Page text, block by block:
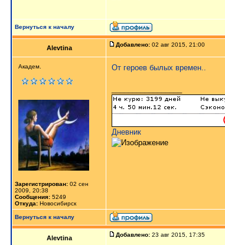
Вернуться к началу
Alevtina Добавлено: 02 авг 2015, 21:00
Академ.
Зарегистрирован: 02 сен
2009, 20:38
Сообщения: 5249
Откуда: Новосибирск
От героев былых времен..
Дневник
Вернуться к началу
Alevtina Добавлено: 23 авг 2015, 17:35